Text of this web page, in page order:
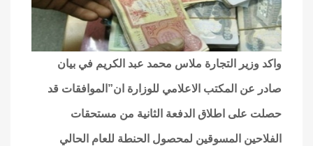
واكد وزير التجارة ملاس محمد عبد الكريم في بيان
صادر عن المكتب الاعلامي للوزارة ان”الموافقات قد
حصلت على اطلاق الدفعة الثانية من مستحقات
الفلاحين المسوقين لمحصول الحنطة للعام الحالي